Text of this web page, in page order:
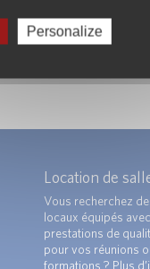
Location de
Vous recherchez
locaux équipés
prestations de
pour vos réunions
formations ? Plus
Personalize